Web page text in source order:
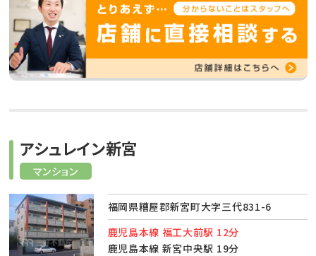
マンション
アシュレイン新宮
福岡県糟屋郡新宮町大字三代831-6
鹿児島本線 福工大前駅 12分
鹿児島本線 新宮中央駅 19分